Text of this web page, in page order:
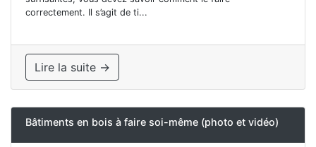
correctement. Il s’agit de ti...
Lire la suite →
Bâtiments en bois à faire soi-même (photo et vidéo)